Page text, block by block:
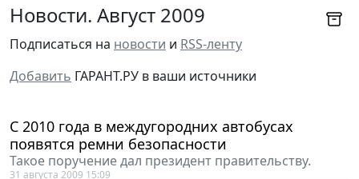
Новости. Август 2009
Подписаться на новости и RSS-ленту
Добавить ГАРАНТ.РУ в ваши источники
C 2010 года в междугородних автобусах
появятся ремни безопасности
Такое поручение дал президент правительству.
31 августа 2009 15:09